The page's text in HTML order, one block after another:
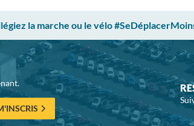
la marche ou le vélo